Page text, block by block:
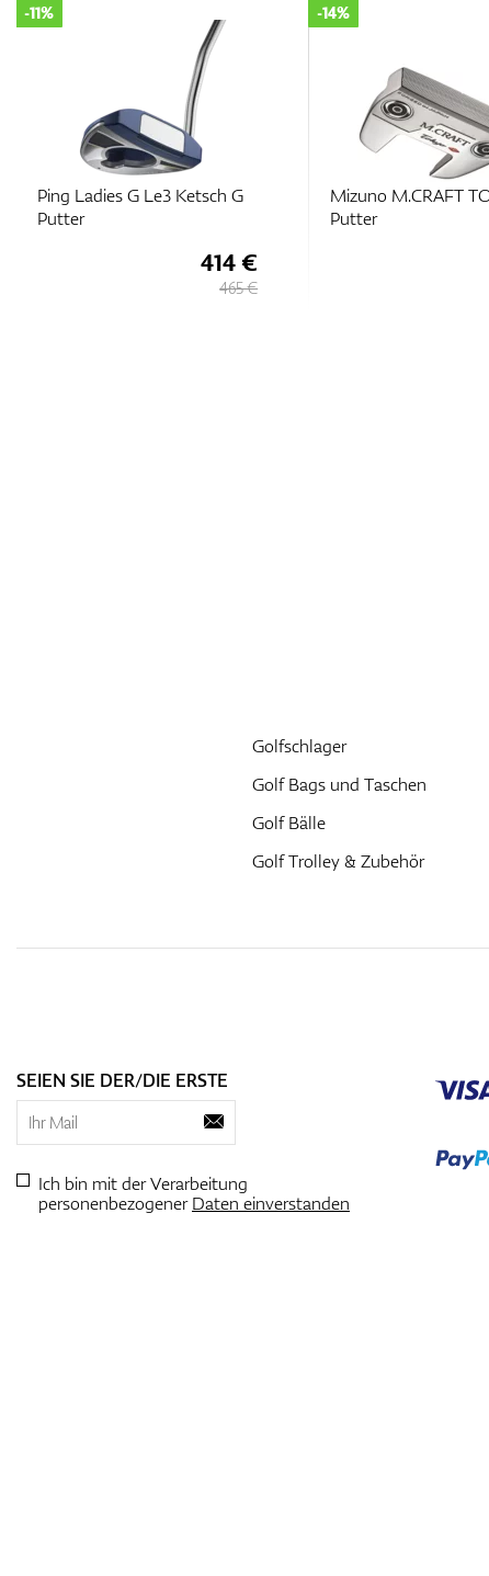
Ping Ladies G Le3 Ketsch G
Putter
-11%
414 €
465 €
Mizuno M.CRAFT
Putter
-14%
Golfschlager
Golf Bags und Taschen
Golf Bälle
Golf Trolley & Zubehör
SEIEN SIE DER/DIE ERSTE
Ich bin mit der Verarbeitung
personenbezogenerDaten einverstanden